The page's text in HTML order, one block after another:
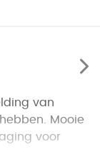
van
Mooie
voor